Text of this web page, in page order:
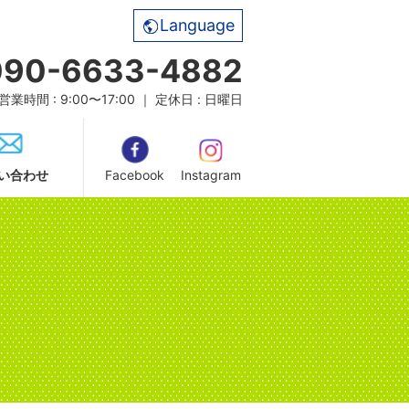
Language
6633-4882
業時間 : 9:00〜17:00 ｜ 定休日 : 日曜日
合わせ Facebook Instagram